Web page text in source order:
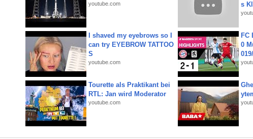
youtube.com
s
I shaved my eyebrows so I
can try EYEBROW TATTOO
S
youtube.com
FC
0
Tourette als Praktikant bei
RTL: Jan wird Moderator
youtube.com